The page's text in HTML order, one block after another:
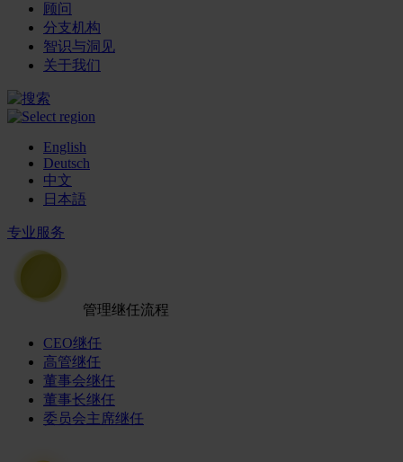
顾问
分支机构
智识与洞见
关于我们
English
Deutsch
中文
日本語
专业服务
管理继任流程
CEO继任
高管继任
董事会继任
董事长继任
委员会主席继任